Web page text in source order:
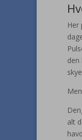
Her
den
alt